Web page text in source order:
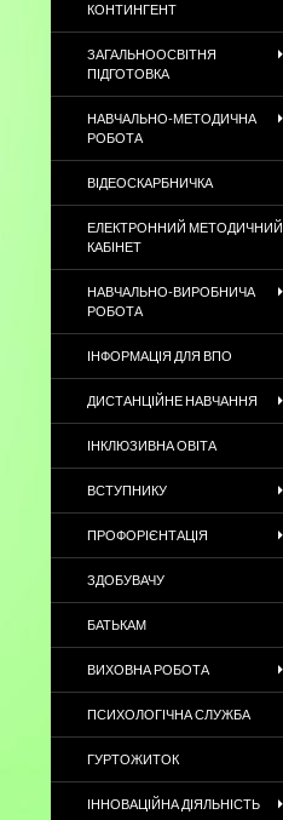
КОНТИНГЕНТ
ЗАГАЛЬНООСВІТНЯ
ПІДГОТОВКА
НАВЧАЛЬНО-МЕТОДИЧНА
РОБОТА
ВІДЕОСКАРБНИЧКА
ЕЛЕКТРОННИЙ МЕТОДИЧНИЙ
КАБІНЕТ
НАВЧАЛЬНО-ВИРОБНИЧА
РОБОТА
ІНФОРМАЦІЯ ДЛЯ ВПО
ДИСТАНЦІЙНЕ НАВЧАННЯ
ІНКЛЮЗИВНА ОВІТА
ВСТУПНИКУ
ПРОФОРІЄНТАЦІЯ
ЗДОБУВАЧУ
БАТЬКАМ
ВИХОВНА РОБОТА
ПСИХОЛОГІЧНА СЛУЖБА
ГУРТОЖИТОК
ІННОВАЦІЙНА ДІЯЛЬНІСТЬ